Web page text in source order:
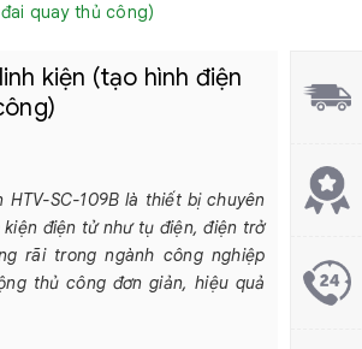
quay thủ công)
kiện (tạo hình điện
SC-109B là thiết bị chuyên
điện tử như tụ điện, điện trở
rãi trong ngành công nghiệp
thủ công đơn giản, hiệu quả